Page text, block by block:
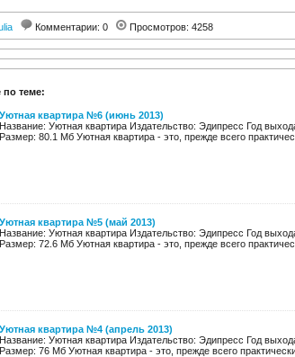
Комментарии: 0 Просмотров: 4258
по теме:
Уютная квартира №6 (июнь 2013)
Название: Уютная квартира Издательство: Эдипресс Год
Размер: 80.1 Мб Уютная квартира - это, прежде всего
Уютная квартира №5 (май 2013)
Название: Уютная квартира Издательство: Эдипресс Год
Размер: 72.6 Мб Уютная квартира - это, прежде всего
Уютная квартира №4 (апрель 2013)
Название: Уютная квартира Издательство: Эдипресс Год
Размер: 76 Мб Уютная квартира - это, прежде всего